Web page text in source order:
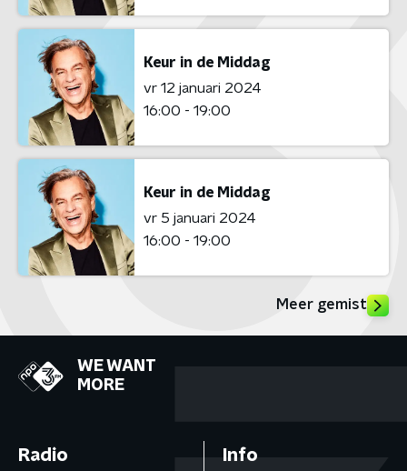
Keur in de Middag
vr 12 januari 2024
16:00 - 19:00
Keur in de Middag
vr 5 januari 2024
16:00 - 19:00
Meer gemist
WE WANT
MORE
Radio Info